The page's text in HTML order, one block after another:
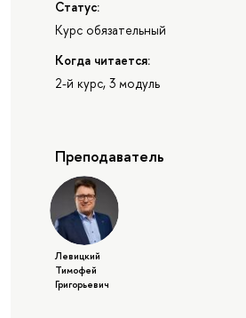
Статус:
Курс обязательный
Когда читается:
2-й курс, 3 модуль
Преподаватель
Левицкий
Тимофей
Григорьевич